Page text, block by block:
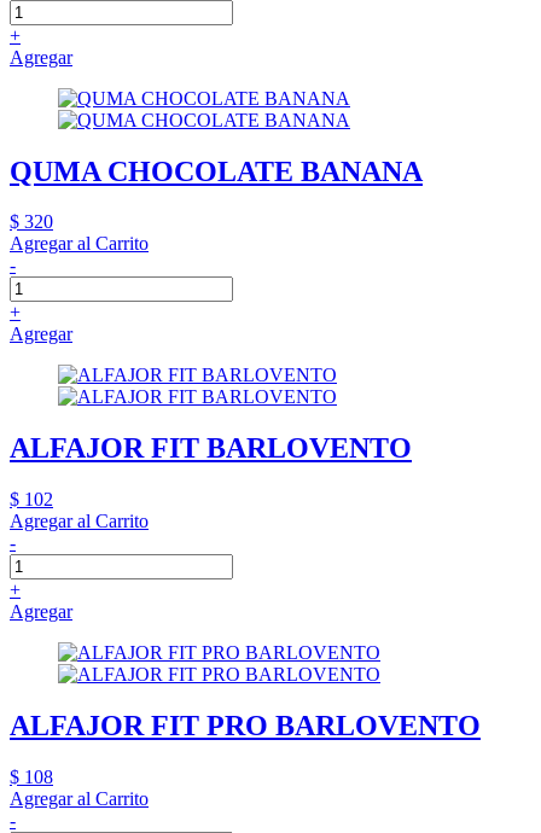
+
Agregar
QUMA CHOCOLATE BANANA
$ 320
Agregar al Carrito
-
+
Agregar
ALFAJOR FIT BARLOVENTO
$ 102
Agregar al Carrito
-
+
Agregar
ALFAJOR FIT PRO BARLOVENTO
$ 108
Agregar al Carrito
-